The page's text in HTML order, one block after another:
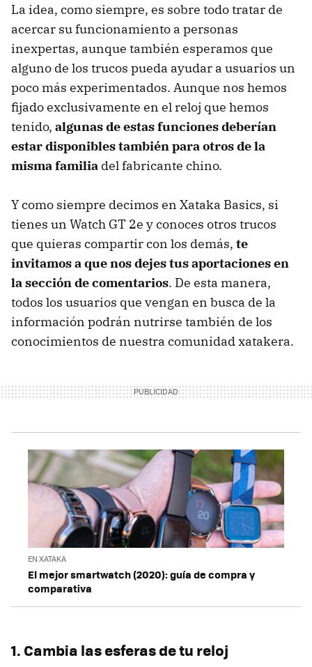
La idea, como siempre, es sobre todo tratar de
acercar su funcionamiento a personas
inexpertas, aunque también esperamos que
alguno de los trucos pueda ayudar a usuarios un
poco más experimentados. Aunque nos hemos
fijado exclusivamente en el reloj que hemos
tenido, algunas de estas funciones deberían
estar disponibles también para otros de la
misma familia del fabricante chino.
Y como siempre decimos en Xataka Basics, si
tienes un Watch GT 2e y conoces otros trucos
que quieras compartir con los demás, te
invitamos a que nos dejes tus aportaciones en
la sección de comentarios. De esta manera,
todos los usuarios que vengan en busca de la
información podrán nutrirse también de los
conocimientos de nuestra comunidad xatakera.
EN XATAKA
El mejor smartwatch (2020): guía de compra y
comparativa
1. Cambia las esferas de tu reloj